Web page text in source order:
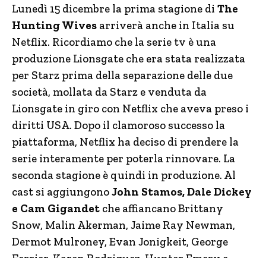
Lunedì 15 dicembre la prima stagione di The
Hunting Wives arriverà anche in Italia su
Netflix. Ricordiamo che la serie tv è una
produzione Lionsgate che era stata realizzata
per Starz prima della separazione delle due
società, mollata da Starz e venduta da
Lionsgate in giro con Netflix che aveva preso i
diritti USA. Dopo il clamoroso successo la
piattaforma, Netflix ha deciso di prendere la
serie interamente per poterla rinnovare. La
seconda stagione è quindi in produzione. Al
cast si aggiungonoJohn Stamos, Dale Dickey
e Cam Gigandet che affiancano Brittany
Snow, Malin Akerman, Jaime Ray Newman,
Dermot Mulroney, Evan Jonigkeit, George